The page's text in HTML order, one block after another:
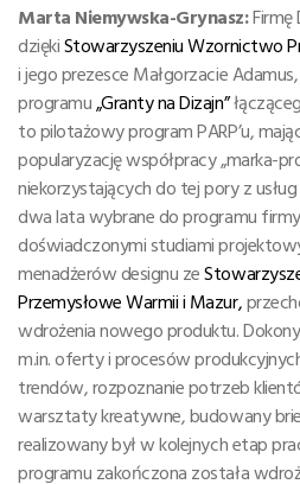
Marta Niemywska-Grynasz:Firmę
dziękiStowarzyszeniuWzornictwo
i jego prezesce Małgorzacie
programu„Granty na Dizajn”
to pilotażowy program PARP’u,
popularyzację współpracy „marka-
niekorzystających do tej pory z
dwa lata wybrane do programu
doświadczonymi studiami
menadżerów designu ze
Przemysłowe Warmii i Mazur,
wdrożenia nowego produktu.
m.in. oferty i procesów
trendów, rozpoznanie potrzeb
warsztaty kreatywne, budowany
realizowany był w kolejnych etap
programu zakończona została